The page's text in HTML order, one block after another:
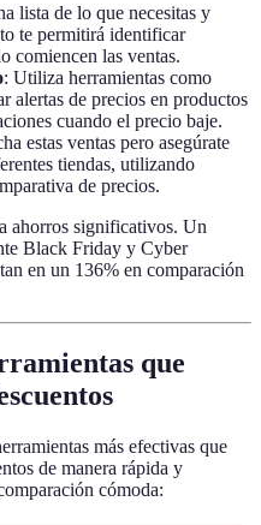
lista de lo que necesitas y
te permitirá identificar
comiencen las ventas.
: Utiliza herramientas como
alertas de precios en productos
cuando el precio baje.
estas ventas pero asegúrate
tiendas, utilizando
de precios.
ahorros significativos. Un
Black Friday y Cyber
en un 136% en comparación
que
más efectivas que
de manera rápida y
cómoda: